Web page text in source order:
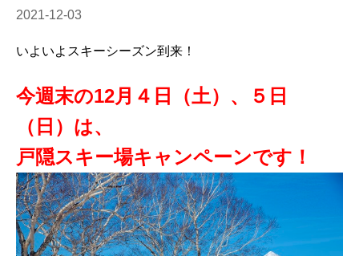
2021-12-03
いよいよスキーシーズン到来！
今週末の12月４日（土）、５日
（日）は、
戸隠スキー場キャンペーンです！